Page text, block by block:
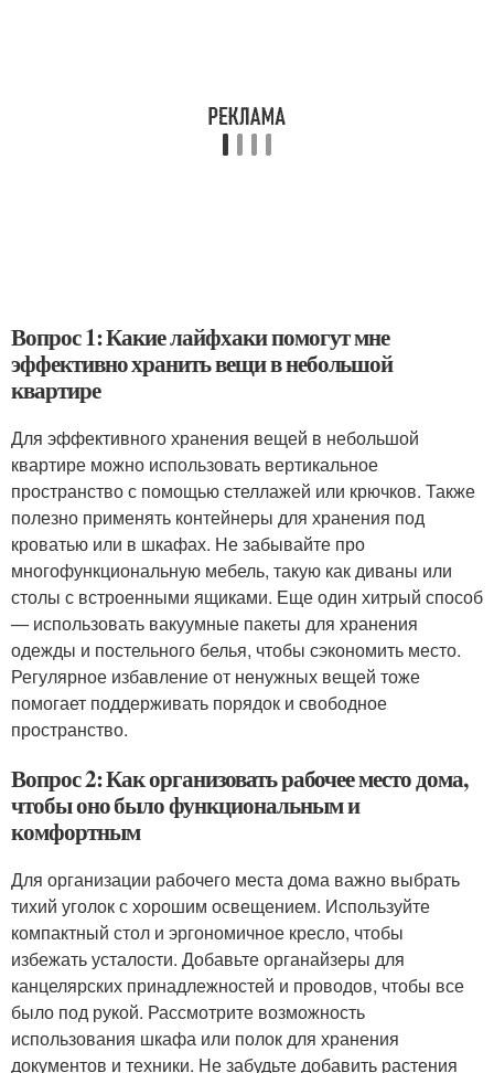
Вопрос 1: Какие лайфхаки помогут мне
эффективно хранить вещи в небольшой
квартире
Для эффективного хранения вещей в небольшой
квартире можно использовать вертикальное
пространство с помощью стеллажей или крючков. Также
полезно применять контейнеры для хранения под
кроватью или в шкафах. Не забывайте про
многофункциональную мебель, такую как диваны или
столы с встроенными ящиками. Еще один хитрый способ
— использовать вакуумные пакеты для хранения
одежды и постельного белья, чтобы сэкономить место.
Регулярное избавление от ненужных вещей тоже
помогает поддерживать порядок и свободное
пространство.
Вопрос 2: Как организовать рабочее место дома,
чтобы оно было функциональным и
комфортным
Для организации рабочего места дома важно выбрать
тихий уголок с хорошим освещением. Используйте
компактный стол и эргономичное кресло, чтобы
избежать усталости. Добавьте органайзеры для
канцелярских принадлежностей и проводов, чтобы все
было под рукой. Рассмотрите возможность
использования шкафа или полок для хранения
документов и техники. Не забудьте добавить растения